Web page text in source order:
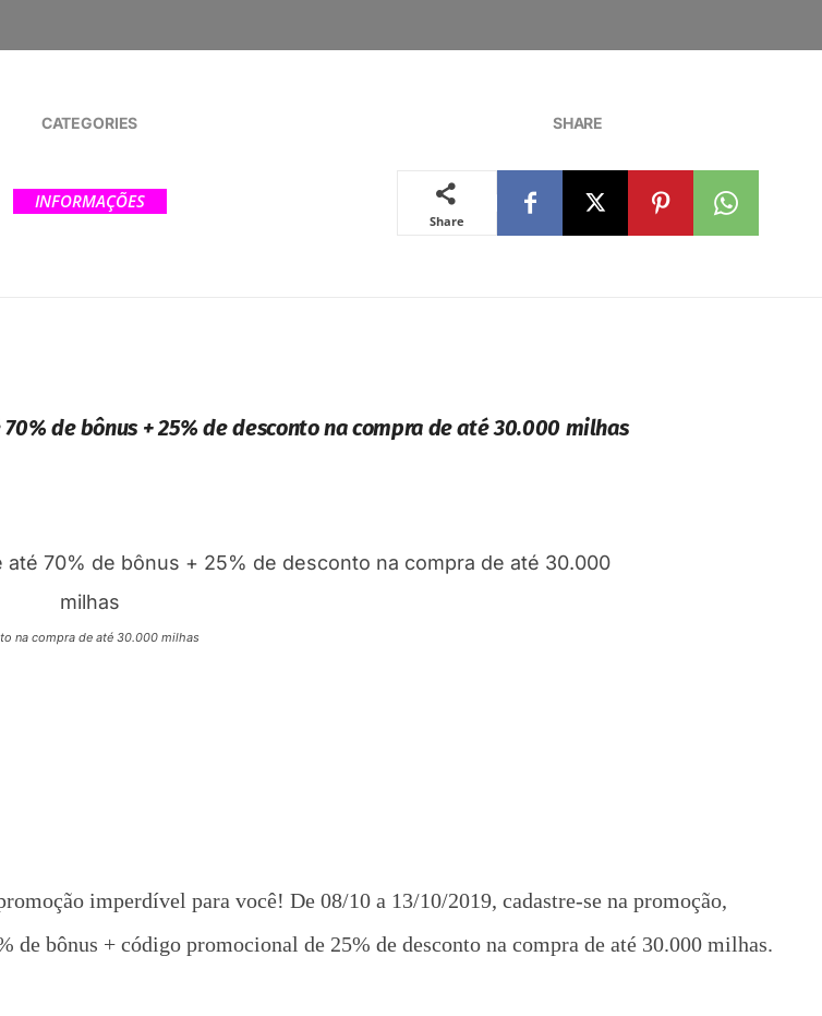
CATEGORIES
INFORMAÇÕES
SHARE
Share
de bônus + 25% de desconto na compra de até 30.000 milhas
na compra de até 30.000 milhas
imperdível para você! De 08/10 a 13/10/2019, cadastre-se na promoção,
de bônus + código promocional de 25% de desconto na compra de até 30.000 milhas.